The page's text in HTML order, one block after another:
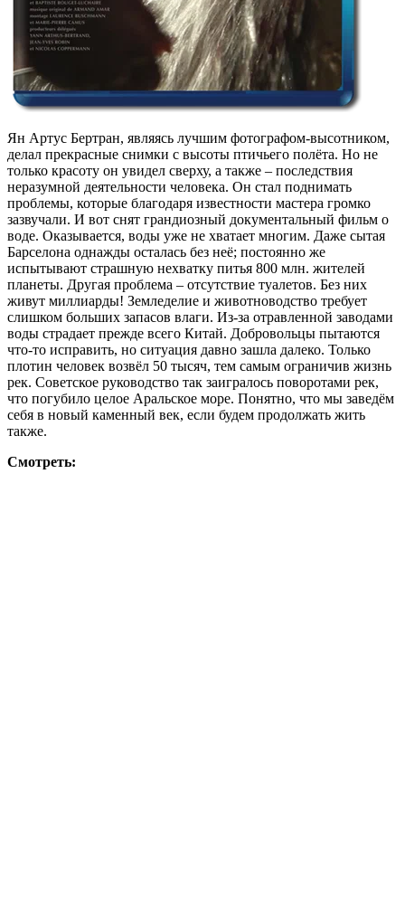
Ян Артус Бертран, являясь лучшим фотографом-высотником,
делал прекрасные снимки с высоты птичьего полёта. Но не
только красоту он увидел сверху, а также – последствия
неразумной деятельности человека. Он стал поднимать
проблемы, которые благодаря известности мастера громко
зазвучали. И вот снят грандиозный документальный фильм о
воде. Оказывается, воды уже не хватает многим. Даже сытая
Барселона однажды осталась без неё; постоянно же
испытывают страшную нехватку питья 800 млн. жителей
планеты. Другая проблема – отсутствие туалетов. Без них
живут миллиарды! Земледелие и животноводство требует
слишком больших запасов влаги. Из-за отравленной заводами
воды страдает прежде всего Китай. Добровольцы пытаются
что-то исправить, но ситуация давно зашла далеко. Только
плотин человек возвёл 50 тысяч, тем самым ограничив жизнь
рек. Советское руководство так заигралось поворотами рек,
что погубило целое Аральское море. Понятно, что мы заведём
себя в новый каменный век, если будем продолжать жить
также.
Смотреть: